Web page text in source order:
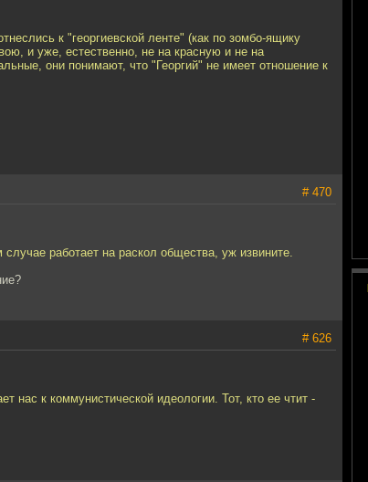
к "георгиевской ленте" (как по зомбо-ящику
и уже, естественно, не на красную и не на
они понимают, что "Георгий" не имеет отношение к
# 470
работает на раскол общества, уж извините.
# 626
нас к коммунистической идеологии. Тот, кто ее чтит -